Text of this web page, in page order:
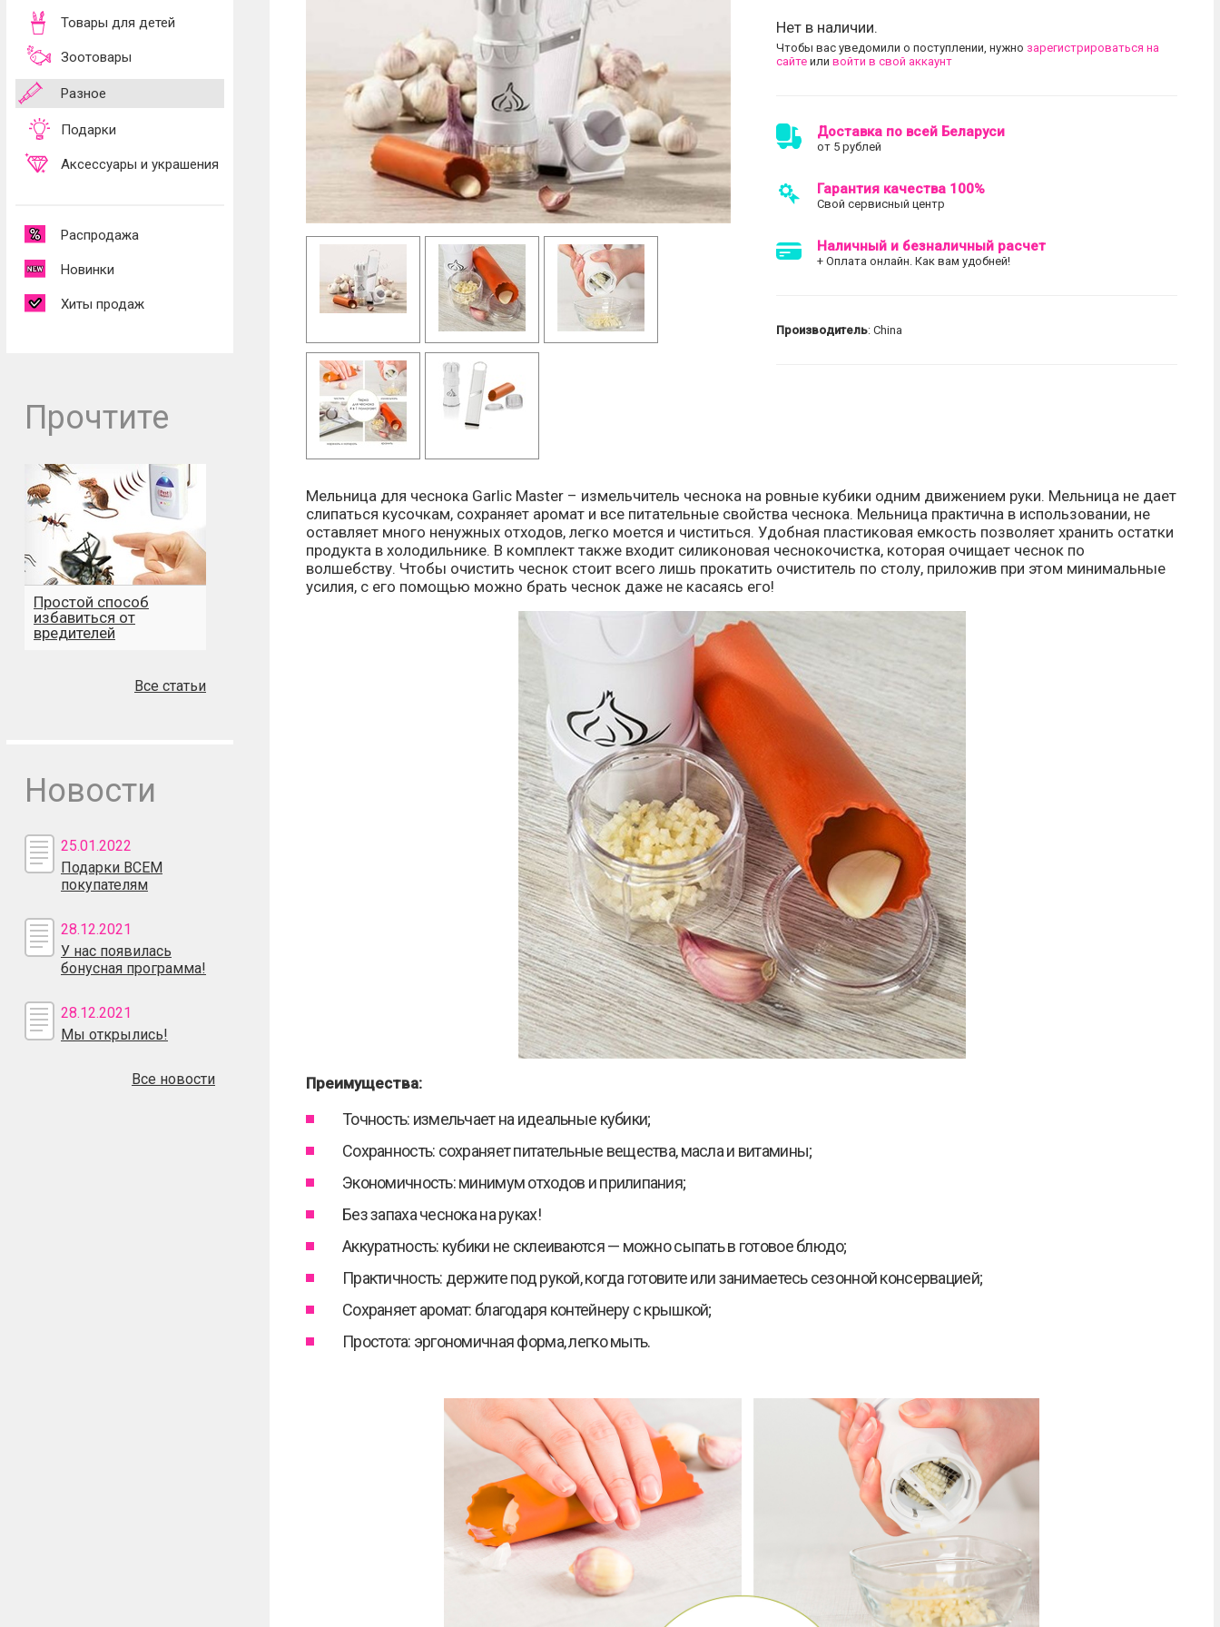
Товары для детей
Зоотовары
Разное
Подарки
Аксессуары и украшения
Распродажа
Новинки
Хиты продаж
Прочтите
Простой способ
избавиться от
вредителей
Все статьи
Новости
25.01.2022
Подарки ВСЕМ
покупателям
28.12.2021
У нас появилась
бонусная программа!
28.12.2021
Мы открылись!
Все новости
Нет в наличии.
Чтобы вас уведомили о поступлении, нужно зарегистрироваться на
сайтеили войти в свой аккаунт
Доставка по всей Беларуси
от 5 рублей
Гарантия качества 100%
Свой сервисный центр
Наличный и безналичный расчет
+ Оплата онлайн. Как вам удобней!
Производитель: China
Мельница для чеснока Garlic Master – измельчитель чеснока на ровные кубики одним движением руки. Мельница не дает
слипаться кусочкам, сохраняет аромат и все питательные свойства чеснока. Мельница практична в использовании, не
оставляет много ненужных отходов, легко моется и чиститься. Удобная пластиковая емкость позволяет хранить остатки
продукта в холодильнике. В комплект также входит силиконовая чеснокочистка, которая очищает чеснок по
волшебству. Чтобы очистить чеснок стоит всего лишь прокатить очиститель по столу, приложив при этом минимальные
усилия, с его помощью можно брать чеснок даже не касаясь его!
Преимущества:
Точность: измельчает на идеальные кубики;
Сохранность: сохраняет питательные вещества, масла и витамины;
Экономичность: минимум отходов и прилипания;
Без запаха чеснока на руках!
Аккуратность: кубики не склеиваются — можно сыпать в готовое блюдо;
Практичность: держите под рукой, когда готовите или занимаетесь сезонной консервацией;
Сохраняет аромат: благодаря контейнеру с крышкой;
Простота: эргономичная форма, легко мыть.